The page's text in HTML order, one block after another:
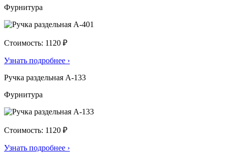
Фурнитура
Стоимость: 1120 ₽
Узнать подробнее ›
Ручка раздельная А-133
Фурнитура
Стоимость: 1120 ₽
Узнать подробнее ›